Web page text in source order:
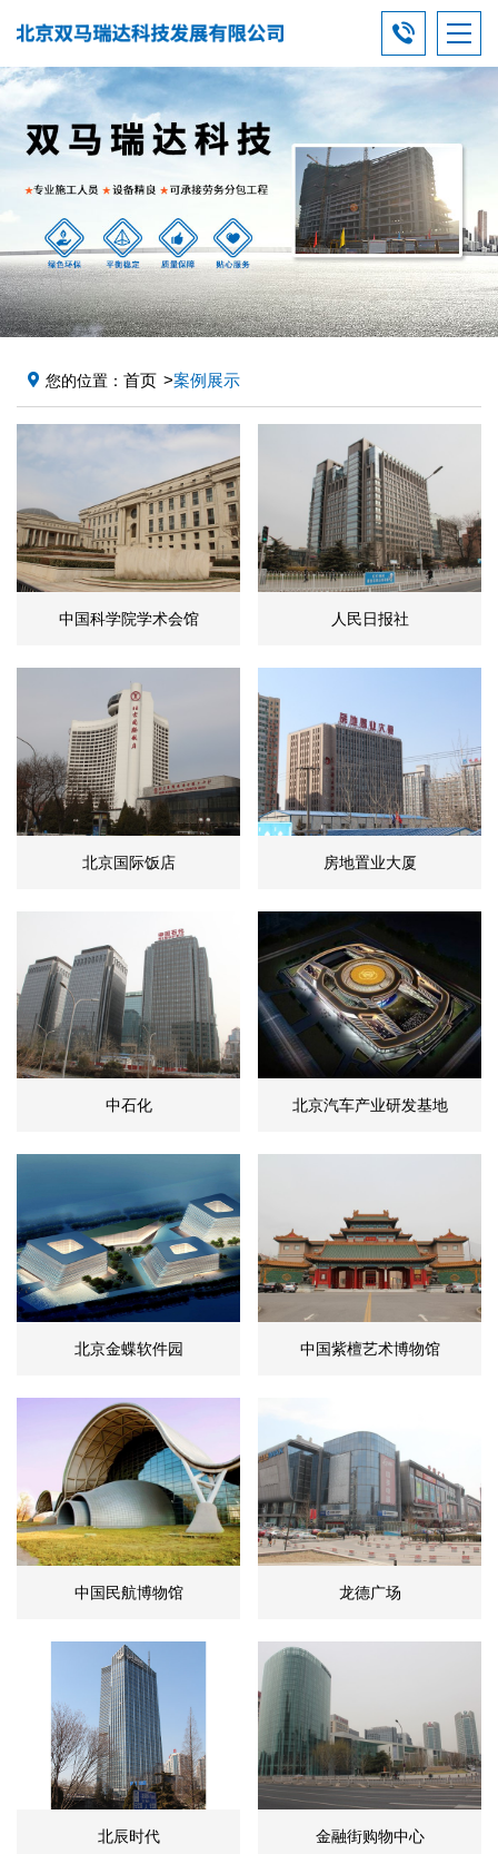
您的位置： 首页 案例展示
中国科学院学术会馆 人民日报社
北京国际饭店 房地置业大厦
中石化 北京汽车产业研发基地
北京金蝶软件园 中国紫檀艺术博物馆
中国民航博物馆 龙德广场
北辰时代 金融街购物中心